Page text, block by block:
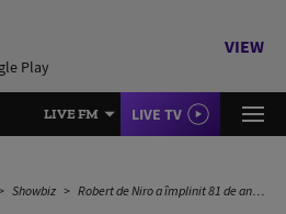
Play
VIEW
LIVE FM LIVE TV
Showbiz Robert de Niro a împlinit 81 de ani și a ținut să arate că este în mare formă. ”Ești atât de nebun!”